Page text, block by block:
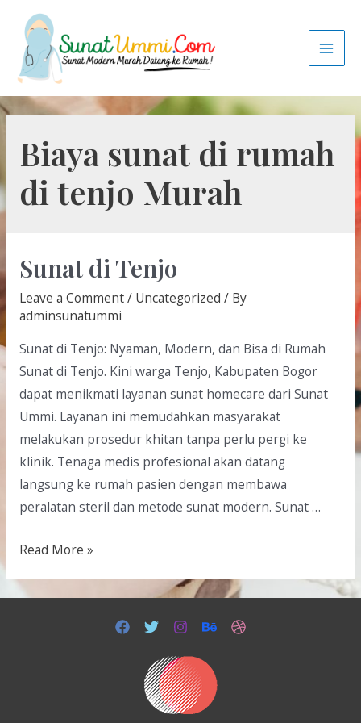
Biaya sunat di rumah
di tenjo Murah
Sunat di Tenjo
Leave a Comment/ Uncategorized / By
adminsunatummi
Sunat di Tenjo: Nyaman, Modern, dan Bisa di Rumah
Sunat di Tenjo. Kini warga Tenjo, Kabupaten Bogor
dapat menikmati layanan sunat homecare dari Sunat
Ummi. Layanan ini memudahkan masyarakat
melakukan prosedur khitan tanpa perlu pergi ke
klinik. Tenaga medis profesional akan datang
langsung ke rumah pasien dengan membawa
peralatan steril dan metode sunat modern. Sunat …
Read More »